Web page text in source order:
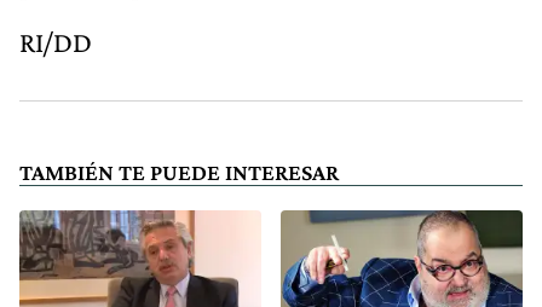
RI/DD
TAMBIÉN TE PUEDE INTERESAR